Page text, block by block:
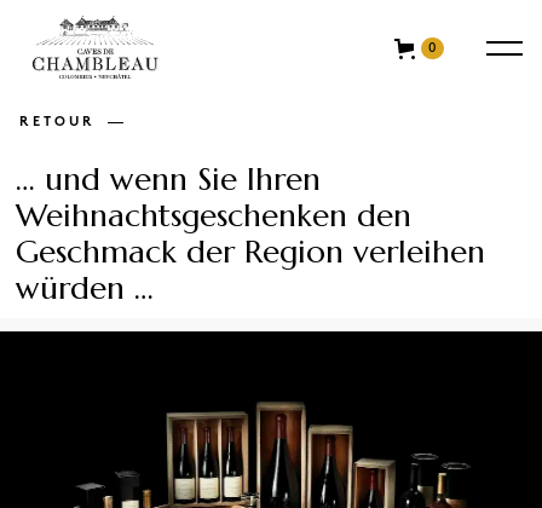
RETOUR
… und wenn Sie Ihren
Weihnachtsgeschenken den
Geschmack der Region verleihen
würden …
0